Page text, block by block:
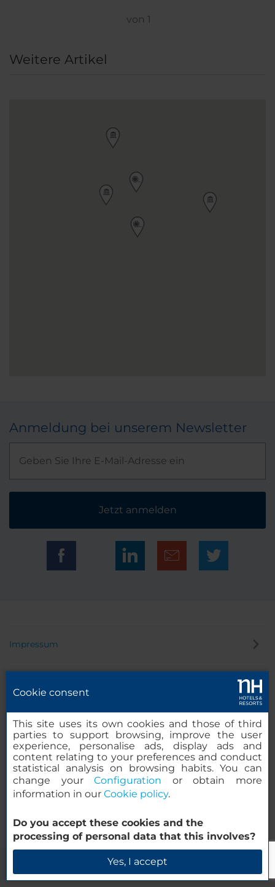
von 1
Weitere Artikel
Anmeldung bei unserem Newsletter
Jetzt anmelden
Impressum
Rechtliches
Cookies
Datenschutz
Cookie consent
This site uses its own cookies and those of third
parties to support browsing, improve the user
experience, personalise ads, display ads and
content relating to your preferences and conduct
statistical analysis on browsing habits. You can
change yourConfiguration or obtain more
information in our Cookie policy.
Do you accept these cookies and the
processing of personal data that this involves?
Yes, I accept